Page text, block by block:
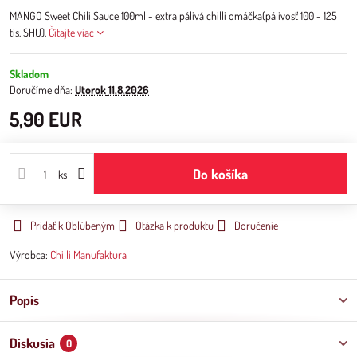
MANGO Sweet Chili Sauce 100ml - extra pálivá chilli omáčka(pálivosť 100 - 125
tis. SHU). Čítajte viac
Skladom
Doručíme dňa: Utorok11.8.2026
5,90 EUR
ks Do košíka
Pridať k Obľúbeným Otázka k produktu Doručenie
Výrobca: Chilli Manufaktura
Popis
Diskusia 0